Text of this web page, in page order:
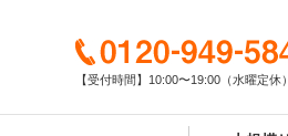
0120-949-584
【受付時間】10:00〜19:00（水曜定休）